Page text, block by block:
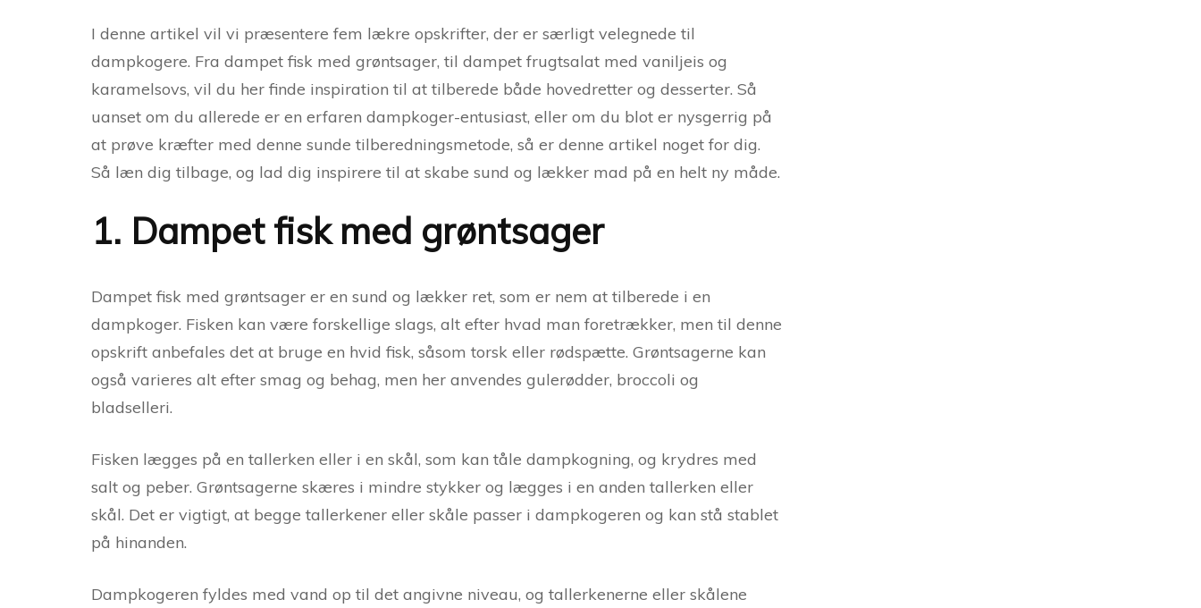
I denne artikel vil vi præsentere fem lækre opskrifter, der er særligt velegnede til
dampkogere. Fra dampet fisk med grøntsager, til dampet frugtsalat med vaniljeis og
karamelsovs, vil du her finde inspiration til at tilberede både hovedretter og desserter. Så
uanset om du allerede er en erfaren dampkoger-entusiast, eller om du blot er nysgerrig på
at prøve kræfter med denne sunde tilberedningsmetode, så er denne artikel noget for dig.
Så læn dig tilbage, og lad dig inspirere til at skabe sund og lækker mad på en helt ny måde.
1. Dampet fisk med grøntsager
Dampet fisk med grøntsager er en sund og lækker ret, som er nem at tilberede i en
dampkoger. Fisken kan være forskellige slags, alt efter hvad man foretrækker, men til denne
opskrift anbefales det at bruge en hvid fisk, såsom torsk eller rødspætte. Grøntsagerne kan
også varieres alt efter smag og behag, men her anvendes gulerødder, broccoli og
bladselleri.
Fisken lægges på en tallerken eller i en skål, som kan tåle dampkogning, og krydres med
salt og peber. Grøntsagerne skæres i mindre stykker og lægges i en anden tallerken eller
skål. Det er vigtigt, at begge tallerkener eller skåle passer i dampkogeren og kan stå stablet
på hinanden.
Dampkogeren fyldes med vand op til det angivne niveau, og tallerkenerne eller skålene